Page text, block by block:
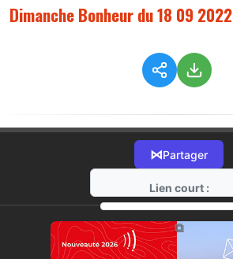
Dimanche Bonheur du 18 09 2022
⋈Partager
Lien court :
⧉